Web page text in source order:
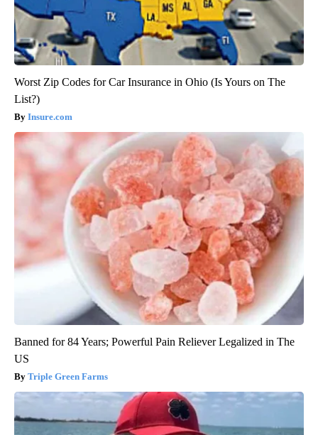
Worst Zip Codes for Car Insurance in Ohio (Is Yours on The
List?)
Insure.com
Banned for 84 Years; Powerful Pain Reliever Legalized in The
US
Triple Green Farms